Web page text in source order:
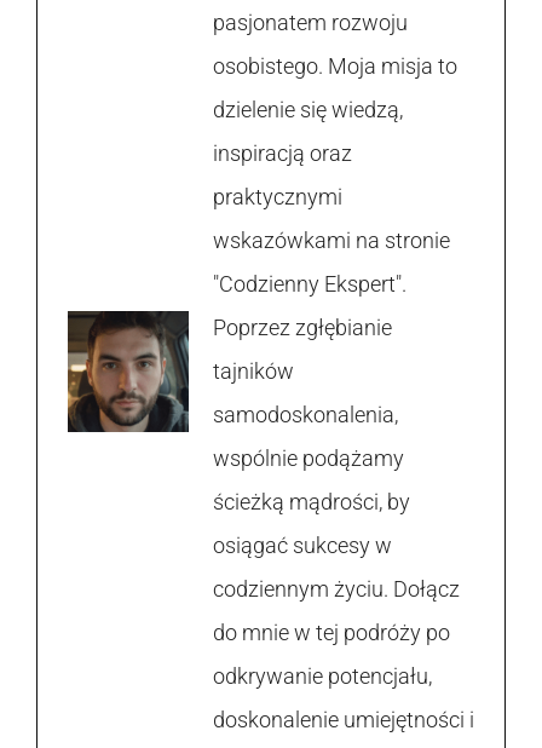
pasjonatem rozwoju
osobistego. Moja misja to
dzielenie się wiedzą,
inspiracją oraz
praktycznymi
wskazówkami na stronie
"Codzienny Ekspert".
Poprzez zgłębianie
tajników
samodoskonalenia,
wspólnie podążamy
ścieżką mądrości, by
osiągać sukcesy w
codziennym życiu. Dołącz
do mnie w tej podróży po
odkrywanie potencjału,
doskonalenie umiejętności i